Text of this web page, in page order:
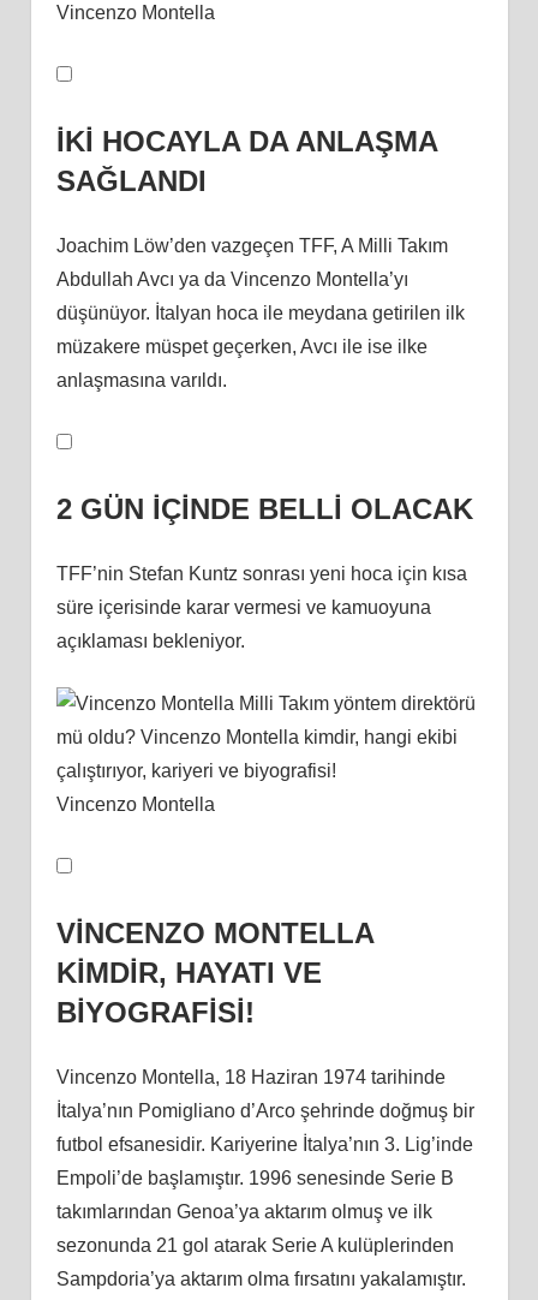
Vincenzo Montella
İKİ HOCAYLA DA ANLAŞMA
SAĞLANDI
Joachim Löw’den vazgeçen TFF, A Milli Takım
Abdullah Avcı ya da Vincenzo Montella’yı
düşünüyor. İtalyan hoca ile meydana getirilen ilk
müzakere müspet geçerken, Avcı ile ise ilke
anlaşmasına varıldı.
2 GÜN İÇİNDE BELLİ OLACAK
TFF’nin Stefan Kuntz sonrası yeni hoca için kısa
süre içerisinde karar vermesi ve kamuoyuna
açıklaması bekleniyor.
Vincenzo Montella
VİNCENZO MONTELLA
KİMDİR, HAYATI VE
BİYOGRAFİSİ!
Vincenzo Montella, 18 Haziran 1974 tarihinde
İtalya’nın Pomigliano d’Arco şehrinde doğmuş bir
futbol efsanesidir. Kariyerine İtalya’nın 3. Lig’inde
Empoli’de başlamıştır. 1996 senesinde Serie B
takımlarından Genoa’ya aktarım olmuş ve ilk
sezonunda 21 gol atarak Serie A kulüplerinden
Sampdoria’ya aktarım olma fırsatını yakalamıştır.